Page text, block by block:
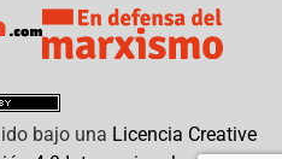
bajo una Licencia Creative